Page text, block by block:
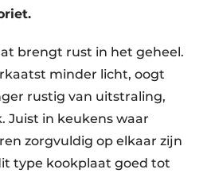
brengt rust in het geheel.
minder licht, oogt
rustig van uitstraling,
Juist in keukens waar
zorgvuldig op elkaar zijn
type kookplaat goed tot